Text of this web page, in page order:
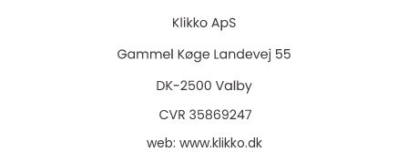
web: www.klikko.dk